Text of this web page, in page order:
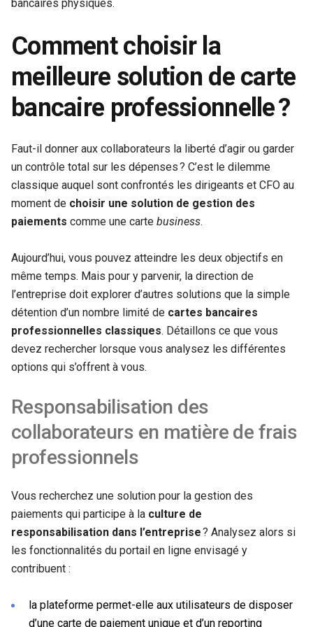
bancaires physiques.
Comment choisir la
meilleure solution de carte
bancaire professionnelle ?
Faut-il donner aux collaborateurs la liberté d’agir ou garder
un contrôle total sur les dépenses ? C’est le dilemme
classique auquel sont confrontés les dirigeants et CFO au
moment de choisir une solution de gestion des
paiements comme une carte business.
Aujourd’hui, vous pouvez atteindre les deux objectifs en
même temps. Mais pour y parvenir, la direction de
l’entreprise doit explorer d’autres solutions que la simple
détention d’un nombre limité de cartes bancaires
professionnelles classiques. Détaillons ce que vous
devez rechercher lorsque vous analysez les différentes
options qui s’offrent à vous.
Responsabilisation des
collaborateurs en matière de frais
professionnels
Vous recherchez une solution pour la gestion des
paiements qui participe à la culture de
responsabilisation dans l’entreprise? Analysez alors si
les fonctionnalités du portail en ligne envisagé y
contribuent :
la plateforme permet-elle aux utilisateurs de disposer
d’une carte de paiement unique et d’un reporting